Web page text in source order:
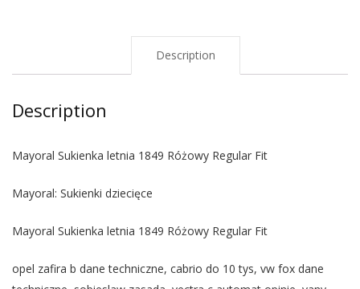
Description
Description
Mayoral Sukienka letnia 1849 Różowy Regular Fit
Mayoral: Sukienki dziecięce
Mayoral Sukienka letnia 1849 Różowy Regular Fit
opel zafira b dane techniczne, cabrio do 10 tys, vw fox dane